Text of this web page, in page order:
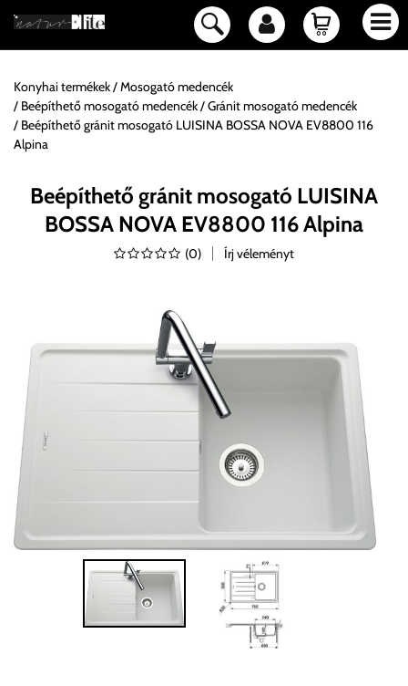
Konyhai termékek
Mosogató medencék
Beépíthető mosogató medencék
Gránit mosogató medencék
Beépíthető gránit mosogató LUISINA BOSSA NOVA EV8800 116
Alpina
Beépíthető gránit mosogató LUISINA
BOSSA NOVA EV8800 116 Alpina
(0) Írj véleményt